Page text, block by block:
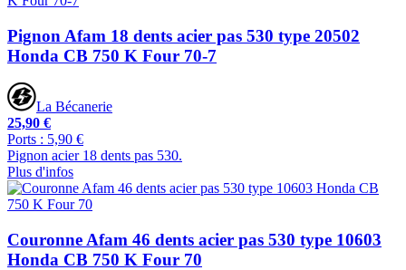
Pignon Afam 18 dents acier pas 530 type 20502
Honda CB 750 K Four 70-7
La Bécanerie
25,90 €
Ports : 5,90 €
Pignon acier 18 dents pas 530.
Plus d'infos
Couronne Afam 46 dents acier pas 530 type 10603
Honda CB 750 K Four 70